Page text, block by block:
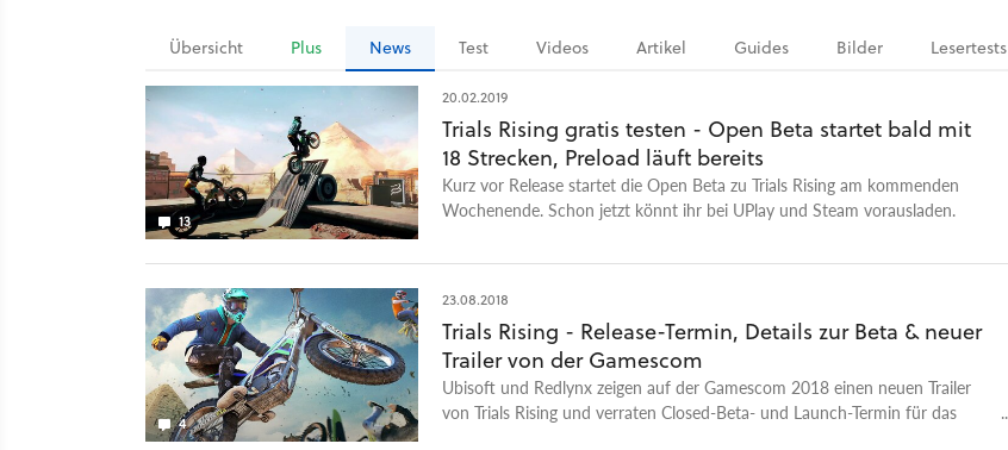
Übersicht Plus News Test Videos Artikel Guides Bilder Lesertests
13
20.02.2019
Trials Rising gratis testen - Open Beta startet bald mit
18 Strecken, Preload läuft bereits
Kurz vor Release startet die Open Beta zu Trials Rising am kommenden
Wochenende. Schon jetzt könnt ihr bei UPlay und Steam vorausladen.
4
23.08.2018
Trials Rising - Release-Termin, Details zur Beta & neuer
Trailer von der Gamescom
Ubisoft und Redlynx zeigen auf der Gamescom 2018 einen neuen Trailer
von Trials Rising und verraten Closed-Beta- und Launch-Termin für das